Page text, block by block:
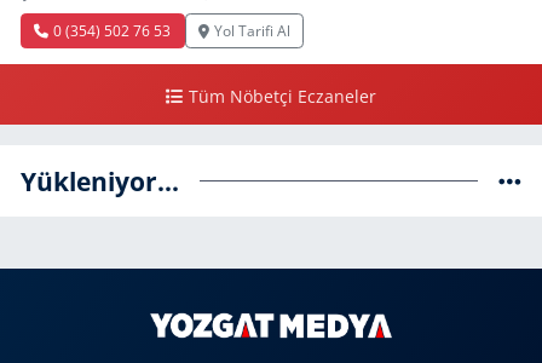
0 (354) 502 76 53 Yol Tarifi Al
Tüm Nöbetçi Eczaneler
Yükleniyor...